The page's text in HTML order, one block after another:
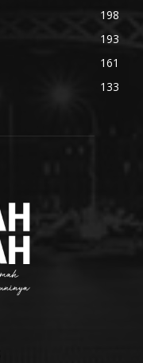
198
193
161
133